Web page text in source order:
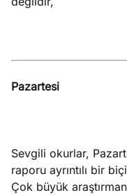
Pazartesi
Sevgili okurlar,
raporu ayrıntılı bir
Çok büyük